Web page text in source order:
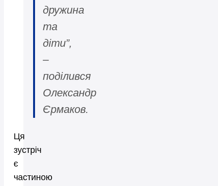
дружина
та
діти”,
–
поділився
Олександр
Єрмаков.
Ця
зустріч
є
частиною